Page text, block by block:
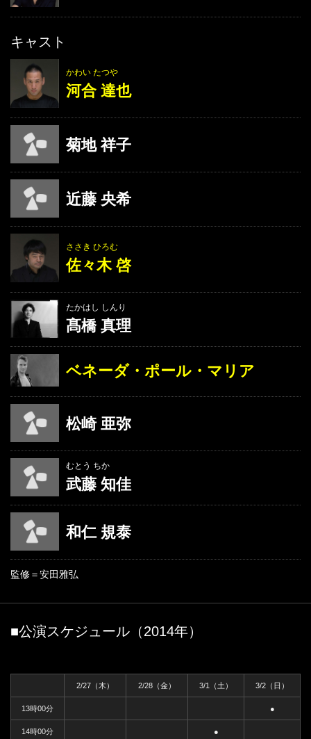
キャスト
かわい たつや
河合 達也
菊地 祥子
近藤 央希
ささき ひろむ
佐々木 啓
たかはし しんり
髙橋 真理
ベネーダ・ポール・マリア
松崎 亜弥
むとう ちか
武藤 知佳
和仁 規泰
監修＝安田雅弘
■公演スケジュール（2014年）
2/27（木） 2/28（金） 3/1（土） 3/2（日）
13時00分 ●
14時00分 ●